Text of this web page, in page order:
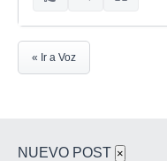
« Ir a Voz
NUEVO POST ×